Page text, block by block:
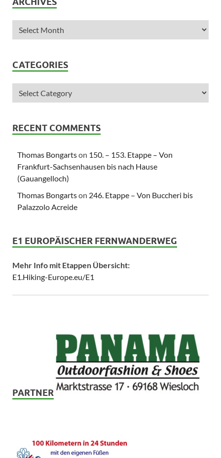
CATEGORIES
RECENT COMMENTS
Thomas Bongartson 150. – 153. Etappe – Von
Frankfurt-Sachsenhausen bis nach Hause
(Gauangelloch)
Thomas Bongartson 246. Etappe – Von Buccheri bis
Palazzolo Acreide
E1 EUROPÄISCHER FERNWANDERWEG
Mehr Info mit Etappen Übersicht:
E1.Hiking-Europe.eu/E1
PARTNER